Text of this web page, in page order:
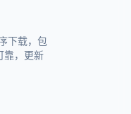
下载，包
靠，更新